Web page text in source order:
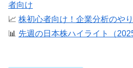
者向け
📈 株初心者向け！企業分析のや
📊 先週の日本株ハイライト（